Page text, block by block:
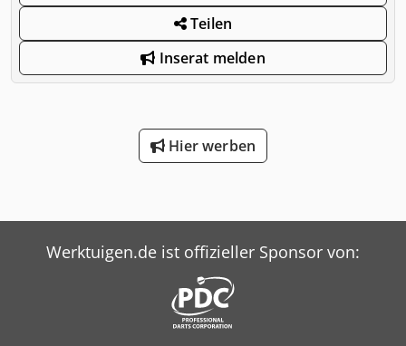
Teilen
Inserat melden
Hier werben
Werktuigen.de ist offizieller Sponsor von: